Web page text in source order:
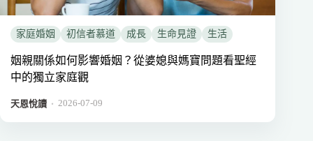
家庭婚姻 初信者慕道 成長 生命見證 生活
姻親關係如何影響婚姻？從婆媳與媽寶問題看聖經
中的獨立家庭觀
天恩悅讀 ． 2026-07-09